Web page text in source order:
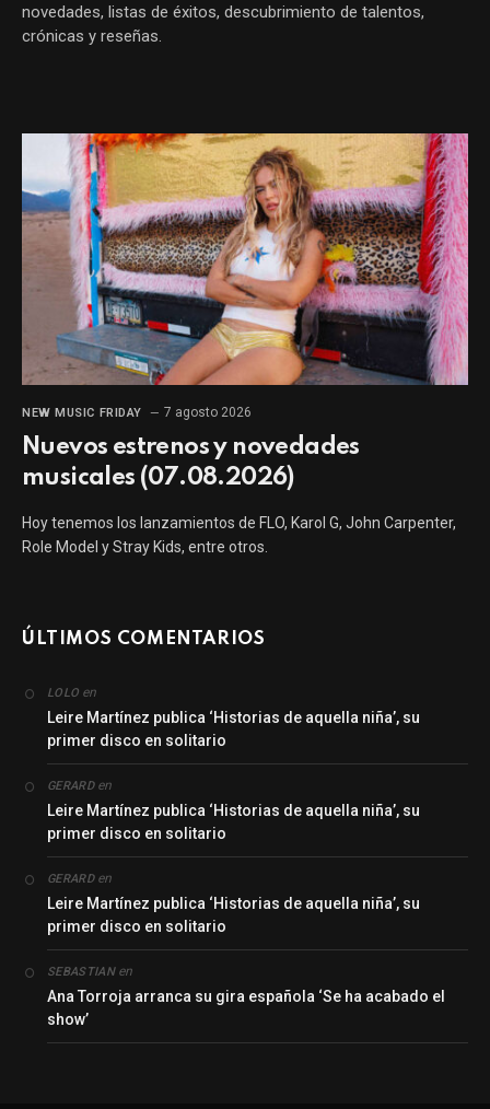
novedades, listas de éxitos, descubrimiento de talentos,
crónicas y reseñas.
NEW MUSIC FRIDAY 7 agosto 2026
Nuevos estrenos y novedades
musicales (07.08.2026)
Hoy tenemos los lanzamientos de FLO, Karol G, John Carpenter,
Role Model y Stray Kids, entre otros.
ÚLTIMOS COMENTARIOS
LOLO en
Leire Martínez publica ‘Historias de aquella niña’, su
primer disco en solitario
GERARDen
Leire Martínez publica ‘Historias de aquella niña’, su
primer disco en solitario
GERARDen
Leire Martínez publica ‘Historias de aquella niña’, su
primer disco en solitario
SEBASTIANen
Ana Torroja arranca su gira española ‘Se ha acabado el
show’